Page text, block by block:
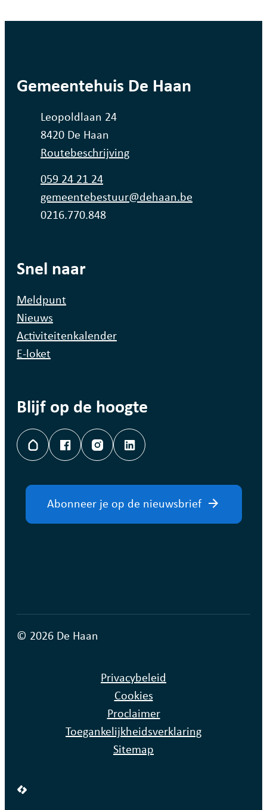
contact
Gemeentehuis De Haan
AdresLeopoldlaan 24
,8420 De Haan
Routebeschrijving
059 24 21 24
E-mailgemeentebestuur@dehaan.be
Ondernemingsnummer
0216.770.848
Snel naar
Meldpunt
Nieuws
Activiteitenkalender
E-loket
Blijf op de hoogte
Hoplr FacebookInstagramLinkedIn
Abonneer je op de nieuwsbrief
© 2026 De Haan
Privacybeleid
Cookies
Proclaimer
Toegankelijkheidsverklaring
Sitemap
LCP nv